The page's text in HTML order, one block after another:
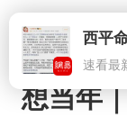
速看最
想当年